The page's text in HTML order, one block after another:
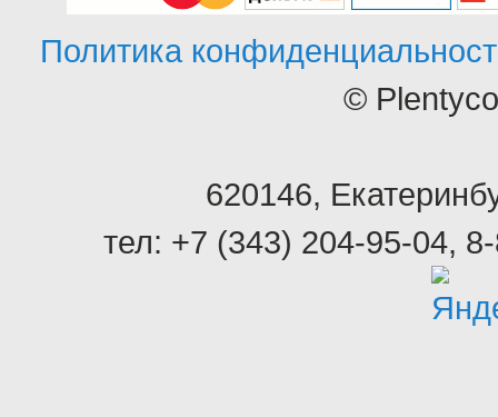
Политика
©
620146,
тел: +7 (343) 204-95-04,